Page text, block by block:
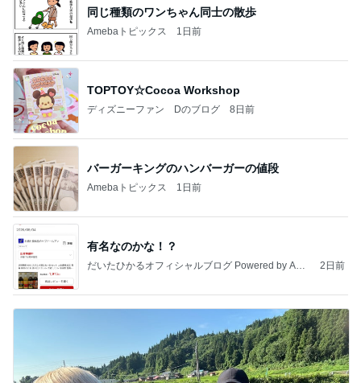
同じ種類のワンちゃん同士の散歩
Amebaトピックス 1日前
TOPTOY☆Cocoa Workshop
ディズニーファン Dのブログ 8日前
バーガーキングのハンバーガーの値段
Amebaトピックス 1日前
有名なのかな！？
だいたひかるオフィシャルブログ Powered by Ame
2日前